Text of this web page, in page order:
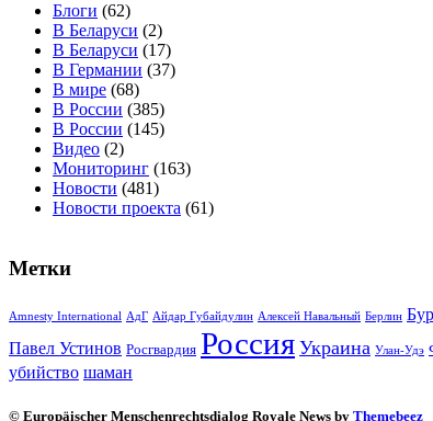
Блоги (62)
В Беларуси (2)
В Беларуси (17)
В Германии (37)
В мире (68)
В России (385)
В России (145)
Видео (2)
Мониторинг (163)
Новости (481)
Новости проекта (61)
Метки
Amnesty International АдГ Айдар Губайдулин Алексей Навальный Берлин
Павел Устинов Росгвардия Россия Украина Улан-Удэ
убийство шаман
© Europäischer Menschenrechtsdialog Royale News by Themebeez